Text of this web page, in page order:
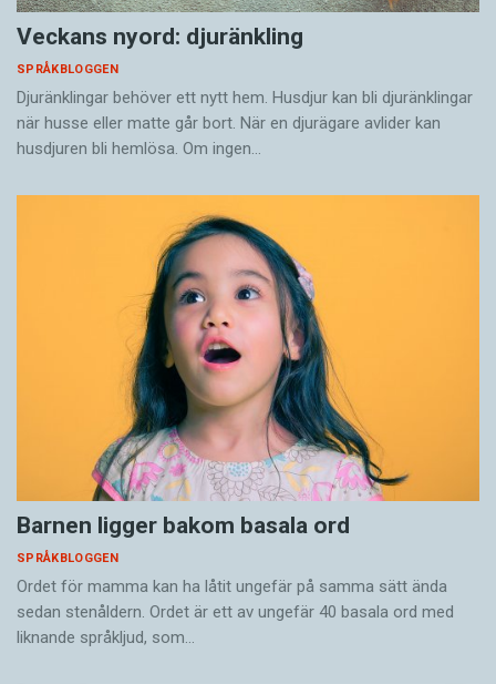
Veckans nyord: djuränkling
SPRÅKBLOGGEN
Djuränklingar behöver ett nytt hem. Husdjur kan bli djuränklingar
när husse eller matte går bort. När en djurägare avlider kan
husdjuren bli hemlösa. Om ingen…
Barnen ligger bakom basala ord
SPRÅKBLOGGEN
Ordet för mamma kan ha låtit ungefär på samma sätt ända
sedan stenåldern. Ordet är ett av ungefär 40 basala ord med
liknande språkljud, som…